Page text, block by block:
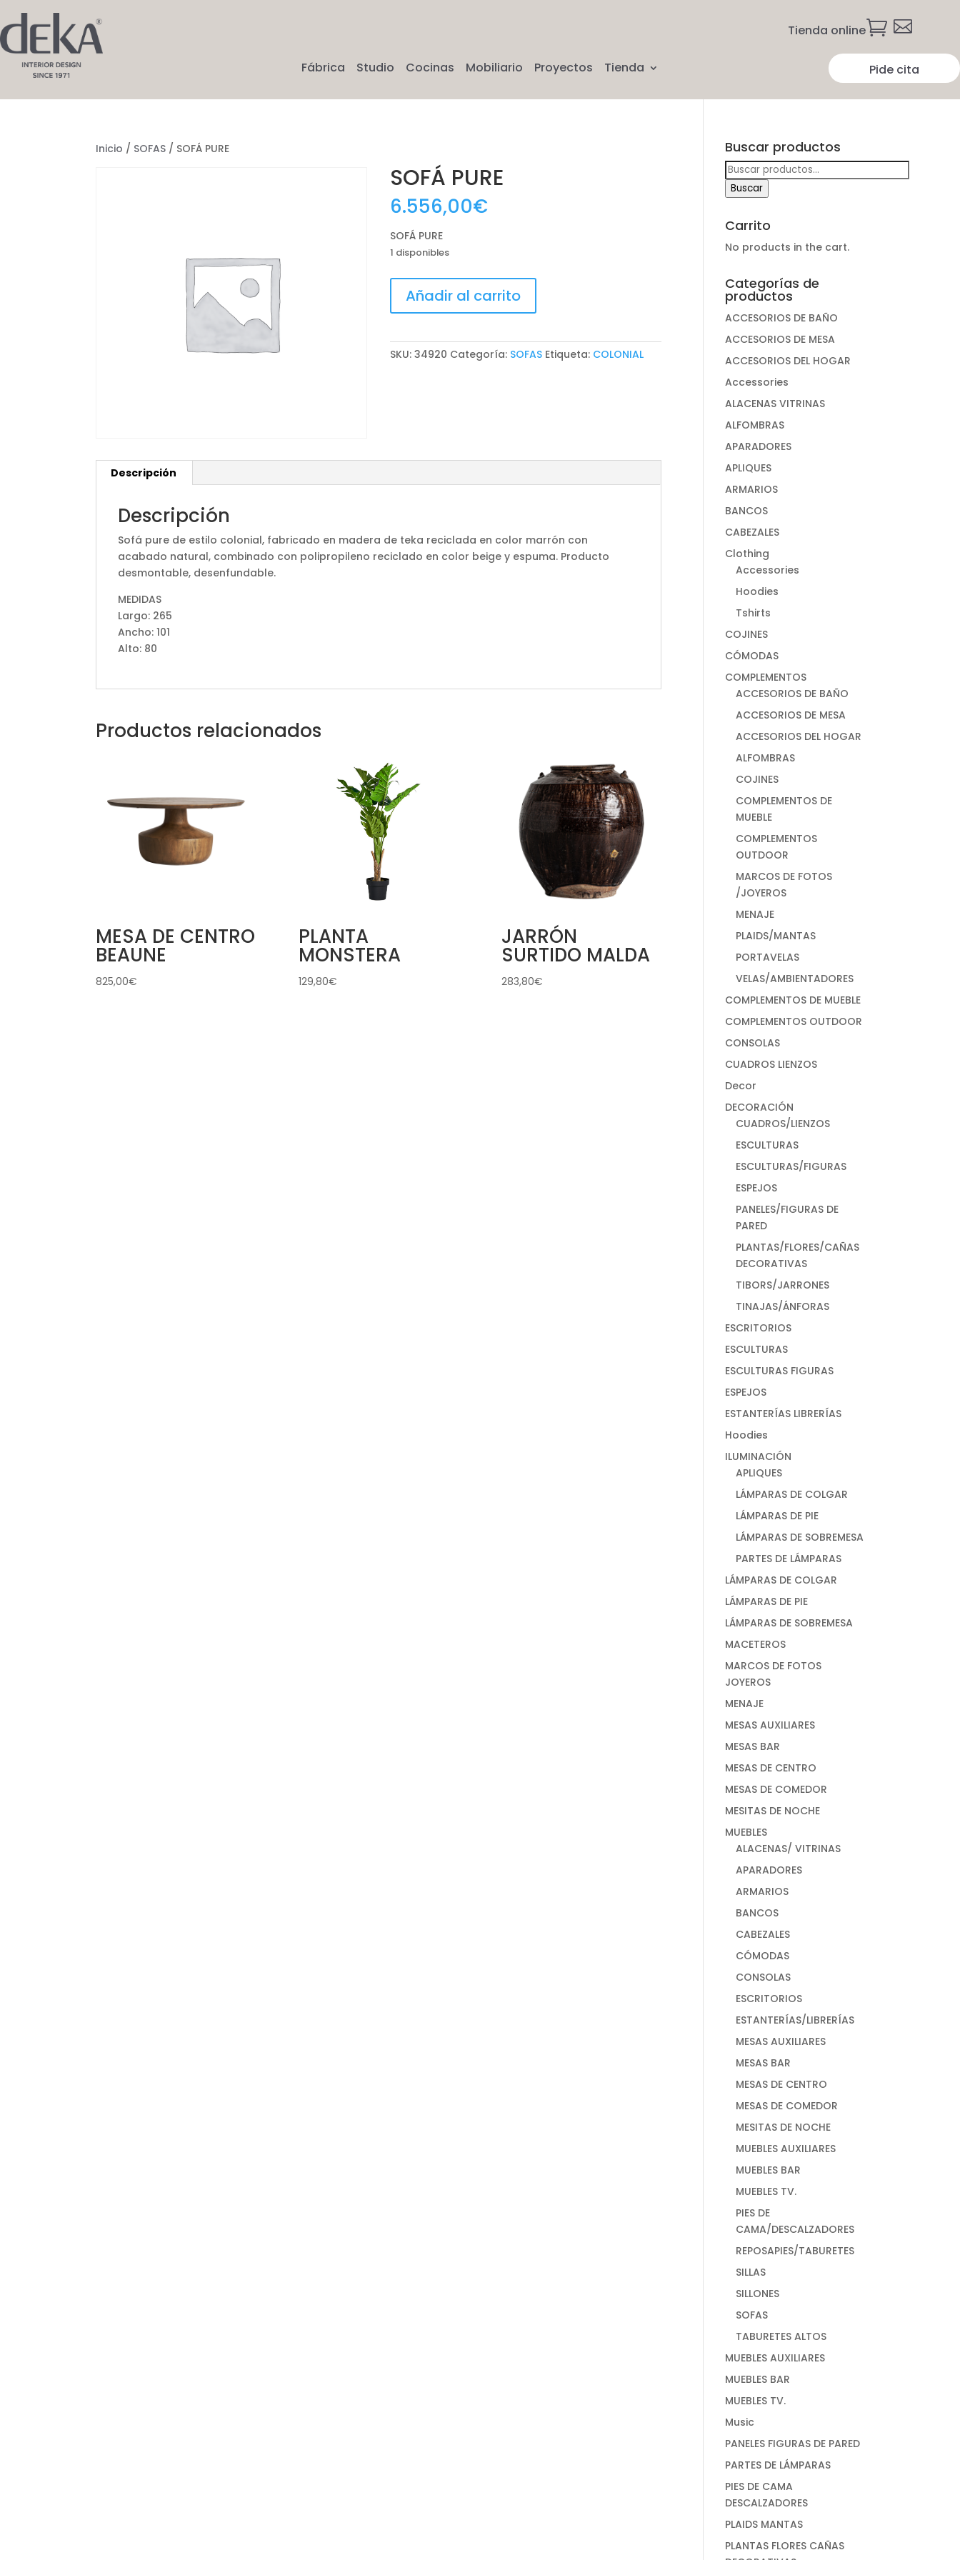
Tienda online 
Fábrica Studio Cocinas Mobiliario Proyectos Tienda Pide cita
Inicio / SOFAS / SOFÁ PURE
SOFÁ PURE
6.556,00€
SOFÁ PURE
1 disponibles
PURE
cantidad
Añadir al carrito
SKU:34920 Categoría: SOFAS Etiqueta: COLONIAL
Descripción
Descripción
Sofá pure de estilo colonial, fabricado en madera de teka reciclada en color marrón con
acabado natural, combinado con polipropileno reciclado en color beige y espuma. Producto
desmontable, desenfundable.
MEDIDAS
Largo: 265
Ancho: 101
Alto: 80
Productos relacionados
MESA DE CENTRO
BEAUNE
825,00€
PLANTA
MONSTERA
129,80€
JARRÓN
SURTIDO MALDA
283,80€
Buscar productos
Buscar
por:
Buscar
Carrito
No products in the cart.
Categorías de
productos
ACCESORIOS DE BAÑO
ACCESORIOS DE MESA
ACCESORIOS DEL HOGAR
Accessories
ALACENAS VITRINAS
ALFOMBRAS
APARADORES
APLIQUES
ARMARIOS
BANCOS
CABEZALES
Clothing
Accessories
Hoodies
Tshirts
COJINES
CÓMODAS
COMPLEMENTOS
ACCESORIOS DE BAÑO
ACCESORIOS DE MESA
ACCESORIOS DEL HOGAR
ALFOMBRAS
COJINES
COMPLEMENTOS DE
MUEBLE
COMPLEMENTOS
OUTDOOR
MARCOS DE FOTOS
/JOYEROS
MENAJE
PLAIDS/MANTAS
PORTAVELAS
VELAS/AMBIENTADORES
COMPLEMENTOS DE MUEBLE
COMPLEMENTOS OUTDOOR
CONSOLAS
CUADROS LIENZOS
Decor
DECORACIÓN
CUADROS/LIENZOS
ESCULTURAS
ESCULTURAS/FIGURAS
ESPEJOS
PANELES/FIGURAS DE
PARED
PLANTAS/FLORES/CAÑAS
DECORATIVAS
TIBORS/JARRONES
TINAJAS/ÁNFORAS
ESCRITORIOS
ESCULTURAS
ESCULTURAS FIGURAS
ESPEJOS
ESTANTERÍAS LIBRERÍAS
Hoodies
ILUMINACIÓN
APLIQUES
LÁMPARAS DE COLGAR
LÁMPARAS DE PIE
LÁMPARAS DE SOBREMESA
PARTES DE LÁMPARAS
LÁMPARAS DE COLGAR
LÁMPARAS DE PIE
LÁMPARAS DE SOBREMESA
MACETEROS
MARCOS DE FOTOS
JOYEROS
MENAJE
MESAS AUXILIARES
MESAS BAR
MESAS DE CENTRO
MESAS DE COMEDOR
MESITAS DE NOCHE
MUEBLES
ALACENAS/ VITRINAS
APARADORES
ARMARIOS
BANCOS
CABEZALES
CÓMODAS
CONSOLAS
ESCRITORIOS
ESTANTERÍAS/LIBRERÍAS
MESAS AUXILIARES
MESAS BAR
MESAS DE CENTRO
MESAS DE COMEDOR
MESITAS DE NOCHE
MUEBLES AUXILIARES
MUEBLES BAR
MUEBLES TV.
PIES DE
CAMA/DESCALZADORES
REPOSAPIES/TABURETES
SILLAS
SILLONES
SOFAS
TABURETES ALTOS
MUEBLES AUXILIARES
MUEBLES BAR
MUEBLES TV.
Music
PANELES FIGURAS DE PARED
PARTES DE LÁMPARAS
PIES DE CAMA
DESCALZADORES
PLAIDS MANTAS
PLANTAS FLORES CAÑAS